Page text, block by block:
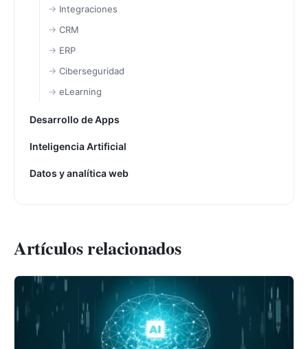
Integraciones
CRM
ERP
Ciberseguridad
eLearning
Desarrollo de Apps
Inteligencia Artificial
Datos y analítica web
Artículos relacionados